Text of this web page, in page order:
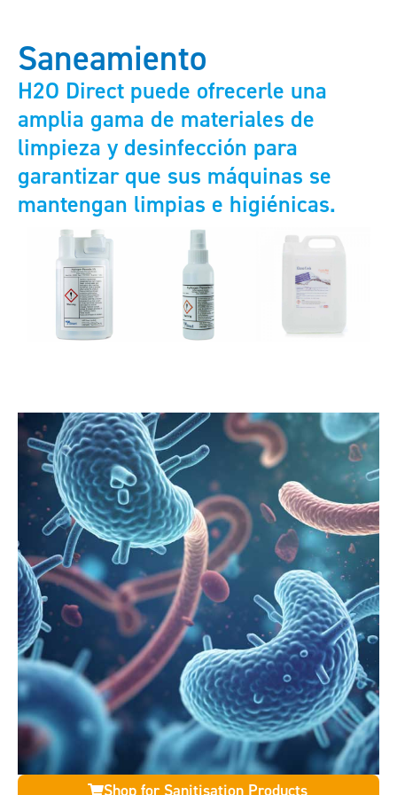
Saneamiento
H2O Direct puede ofrecerle una
amplia gama de materiales de
limpieza y desinfección para
garantizar que sus máquinas se
mantengan limpias e higiénicas.